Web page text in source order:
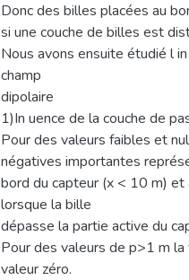
Donc des billes placées au
si une couche de billes est
Nous avons ensuite étudié l
champ
dipolaire
1)In uence de la couche de
Pour des valeurs faibles et
négatives importantes
bord du capteur (x < 10 m)
lorsque la bille
dépasse la partie active du
Pour des valeurs de p>1 m
valeur zéro.